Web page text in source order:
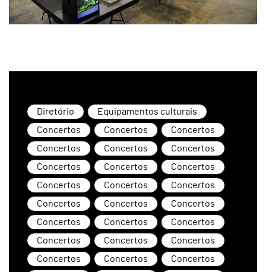
Diretório
Equipamentos culturais
Concertos
Concertos
Concertos
Concertos
Concertos
Concertos
Concertos
Concertos
Concertos
Concertos
Concertos
Concertos
Concertos
Concertos
Concertos
Concertos
Concertos
Concertos
Concertos
Concertos
Concertos
Concertos
Concertos
Concertos